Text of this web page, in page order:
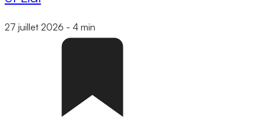
27 juillet 2026 - 4 min